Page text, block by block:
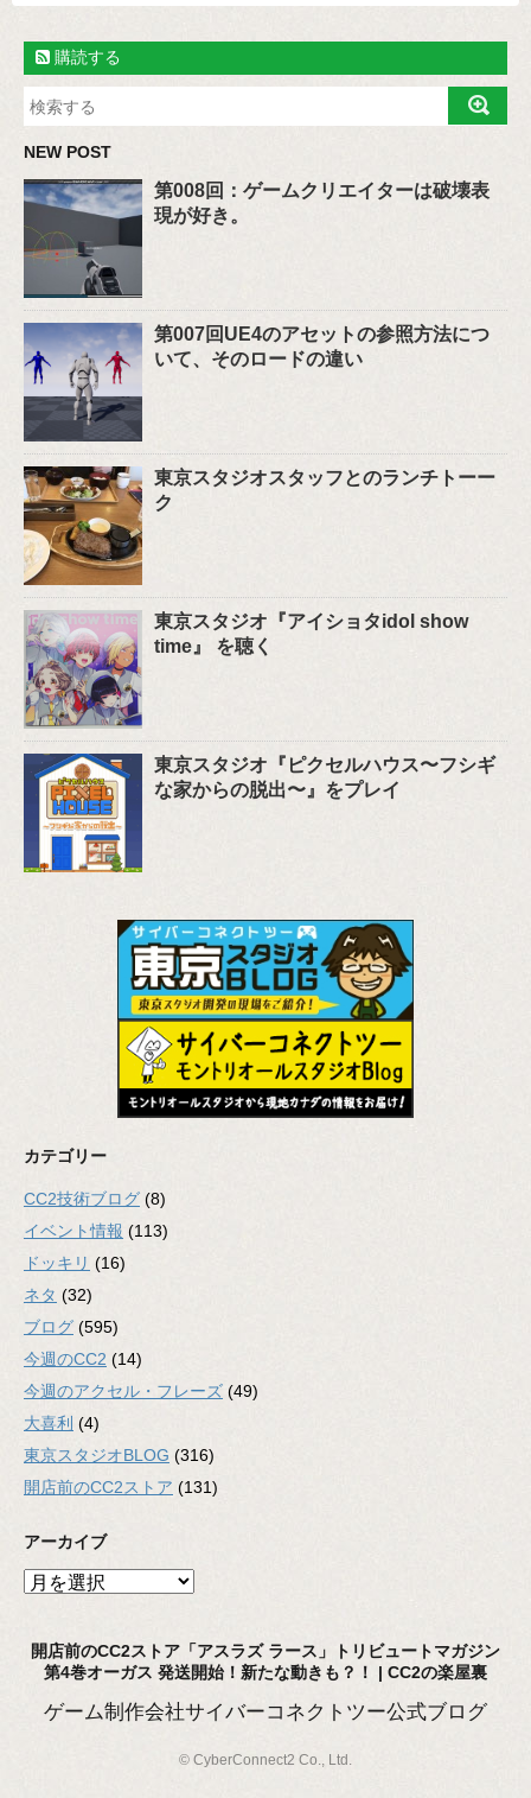
購読する
NEW POST
第008回：ゲームクリエイターは破壊表
現が好き。
第007回UE4のアセットの参照方法につ
いて、そのロードの違い
東京スタジオスタッフとのランチトーー
ク
東京スタジオ『アイショタidol show
time』 を聴く
東京スタジオ『ピクセルハウス〜フシギ
な家からの脱出〜』をプレイ
カテゴリー
CC2技術ブログ (8)
イベント情報 (113)
ドッキリ (16)
ネタ (32)
ブログ (595)
今週のCC2 (14)
今週のアクセル・フレーズ (49)
大喜利 (4)
東京スタジオBLOG (316)
開店前のCC2ストア (131)
アーカイブ
ア
イ
開店前のCC2ストア「アスラズ ラース」トリビュートマガジン
第4巻オーガス 発送開始！新たな動きも？！ | CC2の楽屋裏
ゲーム制作会社サイバーコネクトツー公式ブログ
© CyberConnect2 Co., Ltd.